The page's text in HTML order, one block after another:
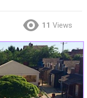
11 Views